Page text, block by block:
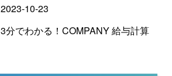
2023-10-23
3分でわかる！COMPANY 給与計算